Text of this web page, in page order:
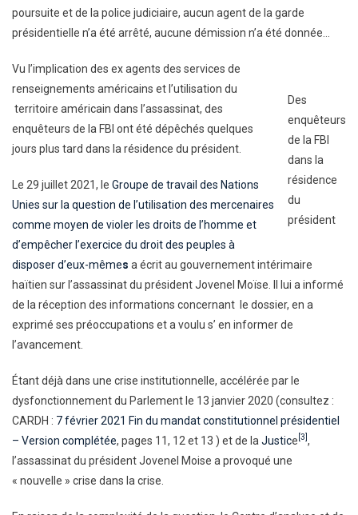
poursuite et de la police judiciaire, aucun agent de la garde
présidentielle n’a été arrêté, aucune démission n’a été donnée…
Des
enquêteurs
de la FBI
dans la
résidence
du
président
Vu l’implication des ex agents des services de
renseignements américains et l’utilisation du
territoire américain dans l’assassinat, des
enquêteurs de la FBI ont été dépêchés quelques
jours plus tard dans la résidence du président.
Le 29 juillet 2021, le Groupe de travail des Nations
Unies sur la question de l’utilisation des mercenaires
comme moyen de violer les droits de l’homme et
d’empêcher l’exercice du droit des peuples à
disposer d’eux-mêmes a écrit au gouvernement intérimaire
haïtien sur l’assassinat du président Jovenel Moïse. Il lui a informé
de la réception des informations concernant le dossier, en a
exprimé ses préoccupations et a voulu s’ en informer de
l’avancement.
Étant déjà dans une crise institutionnelle, accélérée par le
dysfonctionnement du Parlement le 13 janvier 2020 (consultez :
CARDH : 7 février 2021 Fin du mandat constitutionnel présidentiel
– Version complétée, pages 11, 12 et 13 ) et de la Justice [3] ,
l’assassinat du président Jovenel Moise a provoqué une
« nouvelle » crise dans la crise.